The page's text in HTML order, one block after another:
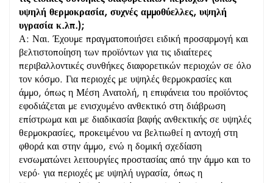
υψηλή θερμοκρασία, συχνές αμμοθύελλες, υψηλή
υγρασία κ.λπ.);
Α: Ναι. Έχουμε πραγματοποιήσει ειδική προσαρμογή και
βελτιστοποίηση των προϊόντων για τις ιδιαίτερες
περιβαλλοντικές συνθήκες διαφορετικών περιοχών σε όλο
τον κόσμο. Για περιοχές με υψηλές θερμοκρασίες και
άμμο, όπως η Μέση Ανατολή, η επιφάνεια του προϊόντος
εφοδιάζεται με ενισχυμένο ανθεκτικό στη διάβρωση
επίστρωμα και με διαδικασία βαφής ανθεκτικής σε υψηλές
θερμοκρασίες, προκειμένου να βελτιωθεί η αντοχή στη
φθορά και στην άμμο, ενώ η δομική σχεδίαση
ενσωματώνει λειτουργίες προστασίας από την άμμο και το
νερό· για περιοχές με υψηλή υγρασία, όπως η